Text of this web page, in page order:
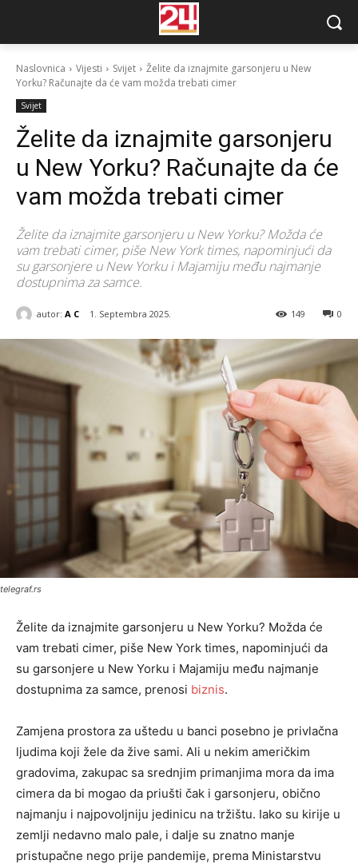
Naslovnica Vijesti Svijet
Želite da iznajmite garsonjeru u New
Yorku? Računajte da će vam možda trebati cimer
Svijet
Želite da iznajmite garsonjeru
u New Yorku? Računajte da će
vam možda trebati cimer
Želite da iznajmite garsonjeru u New Yorku? Možda će
vam trebati cimer, piše New York times, napominjući da
su garsonjere u New Yorku i Majamiju među najmanje
dostupnima za samce.
autor: A C 1. Septembra 2025. 0
149
telegraf.rs
Želite da iznajmite garsonjeru u New Yorku? Možda će
vam trebati cimer, piše New York times, napominjući da
su garsonjere u New Yorku i Majamiju među najmanje
dostupnima za samce, prenosi biznis.
Zamjena prostora za uštedu u banci posebno je privlačna
ljudima koji žele da žive sami. Ali u nekim američkim
gradovima, zakupac sa srednjim primanjima mora da ima
cimera da bi mogao da priušti čak i garsonjeru, obično
najmanju i najpovoljniju jedinicu na tržištu. Iako su kirije u
zemlji nedavno malo pale, i dalje su znatno manje
pristupačne nego prije pandemije, prema Ministarstvu